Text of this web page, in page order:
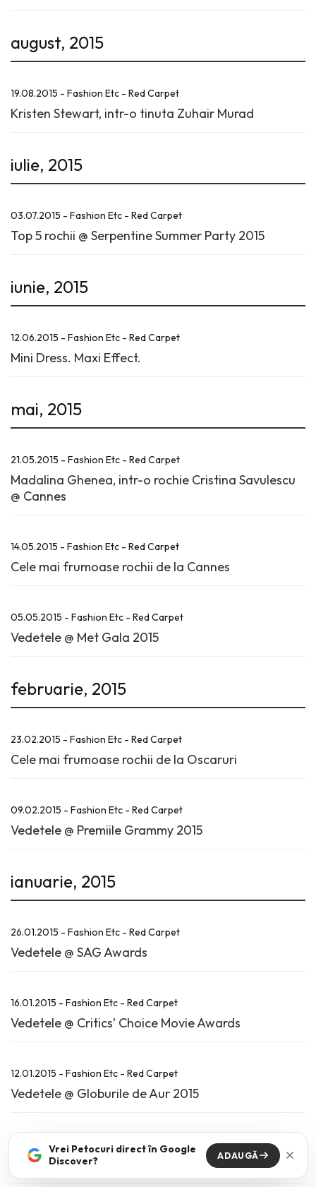
august, 2015
19.08.2015 - Fashion Etc - Red Carpet
Kristen Stewart, intr-o tinuta Zuhair Murad
iulie, 2015
03.07.2015 - Fashion Etc - Red Carpet
Top 5 rochii @ Serpentine Summer Party 2015
iunie, 2015
12.06.2015 - Fashion Etc - Red Carpet
Mini Dress. Maxi Effect.
mai, 2015
21.05.2015 - Fashion Etc - Red Carpet
Madalina Ghenea, intr-o rochie Cristina Savulescu
@ Cannes
14.05.2015 - Fashion Etc - Red Carpet
Cele mai frumoase rochii de la Cannes
05.05.2015 - Fashion Etc - Red Carpet
Vedetele @ Met Gala 2015
februarie, 2015
23.02.2015 - Fashion Etc - Red Carpet
Cele mai frumoase rochii de la Oscaruri
09.02.2015 - Fashion Etc - Red Carpet
Vedetele @ Premiile Grammy 2015
ianuarie, 2015
26.01.2015 - Fashion Etc - Red Carpet
Vedetele @ SAG Awards
16.01.2015 - Fashion Etc - Red Carpet
Vedetele @ Critics’ Choice Movie Awards
12.01.2015 - Fashion Etc - Red Carpet
Vedetele @ Globurile de Aur 2015
08.01.2015 - Fashion Etc - Red Carpet
People’s Choice Awards. Top 5 tinute.
Vrei Petocuri direct în Google
Discover?
ADAUGĂ